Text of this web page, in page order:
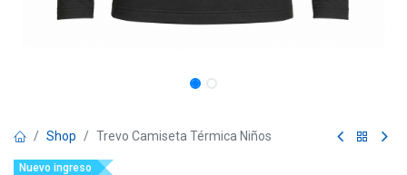
Shop Trevo Camiseta Térmica Niños
Nuevo ingreso